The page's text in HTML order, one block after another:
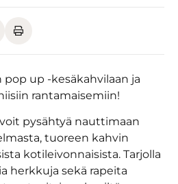
up -kesäkahvilaan ja
rantamaisemiin!
pysähtyä nauttimaan
tuoreen kahvin
kotileivonnaisista. Tarjolla
herkkuja sekä rapeita